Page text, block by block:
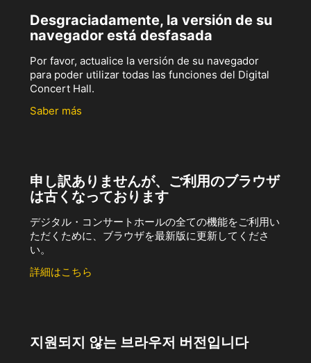
Desgraciadamente, la versión de su
navegador está desfasada
Por favor, actualice la versión de su navegador
para poder utilizar todas las funciones del Digital
Concert Hall.
Saber más
申し訳ありませんが、ご利用のブラウザ
は古くなっております
デジタル・コンサートホールの全ての機能をご利用い
ただくために、ブラウザを最新版に更新してくださ
い。
詳細はこちら
지원되지 않는 브라우저 버전입니다